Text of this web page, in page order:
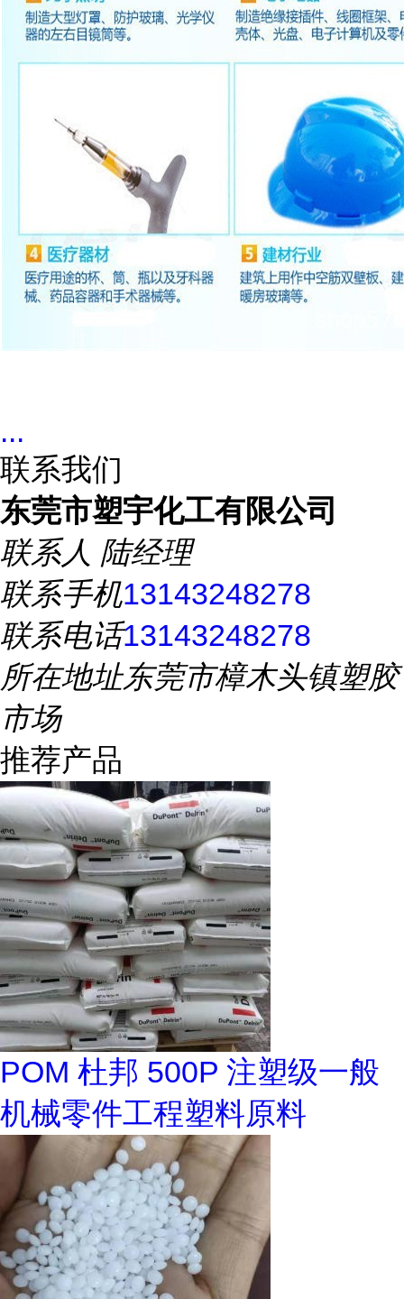
...
联系我们
东莞市塑宇化工有限公司
联系人 陆经理
联系手机13143248278
联系电话13143248278
所在地址东莞市樟木头镇塑胶
市场
推荐产品
POM 杜邦 500P 注塑级一般
机械零件工程塑料原料